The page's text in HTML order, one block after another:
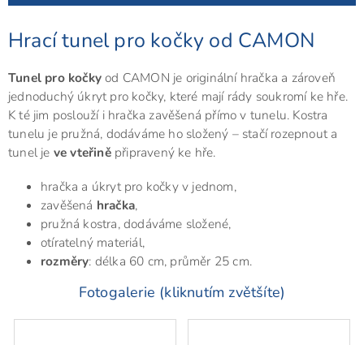
Hrací tunel pro kočky od CAMON
Tunel pro kočkyod CAMON je originální hračka a zároveň
jednoduchý úkryt pro kočky, které mají rády soukromí ke hře.
K té jim poslouží i hračka zavěšená přímo v tunelu. Kostra
tunelu je pružná, dodáváme ho složený – stačí rozepnout a
tunel je ve vteřiněpřipravený ke hře.
hračka a úkryt pro kočky v jednom,
zavěšená hračka,
pružná kostra, dodáváme složené,
otíratelný materiál,
rozměry: délka 60 cm, průměr 25 cm.
Fotogalerie (kliknutím zvětšíte)